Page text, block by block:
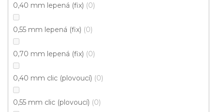
0,40 mm lepená (fix) 0
0,55 mm lepená (fix) 0
0,70 mm lepená (fix) 0
0,40 mm clic (plovoucí) 0
0,55 mm clic (plovoucí) 0